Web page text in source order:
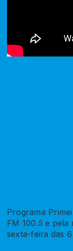
Programa
FM 100.5 e pela
sexta-feira das